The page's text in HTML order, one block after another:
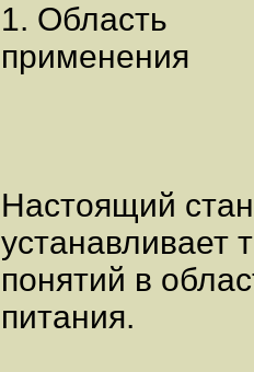
1. Область
применения
Настоящий
устанавливает
понятий в
питания.